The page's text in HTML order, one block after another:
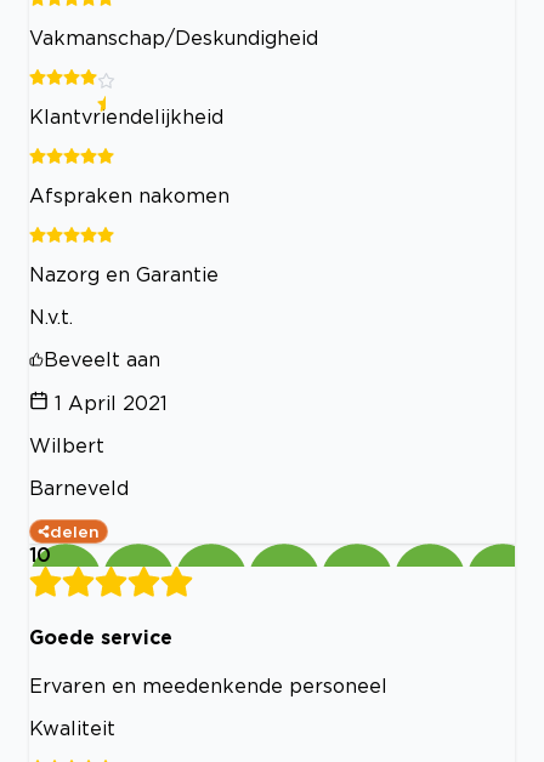
Vakmanschap/Deskundigheid
Klantvriendelijkheid
Afspraken nakomen
Nazorg en Garantie
N.v.t.
Beveelt aan
1 April 2021
Wilbert
Barneveld
delen
10
Goede service
Ervaren en meedenkende personeel
Kwaliteit